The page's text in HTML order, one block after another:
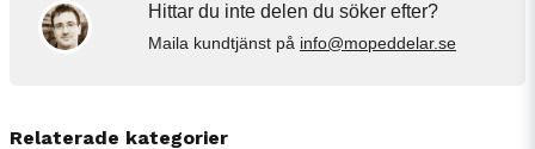
Hittar du inte delen du söker efter?
Maila kundtjänst på info@mopeddelar.se
Relaterade kategorier